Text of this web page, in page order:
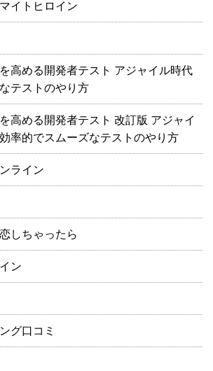
イトヒロイン
高める開発者テスト アジャイル時代
テストのやり方
高める開発者テスト 改訂版 アジャイ
率的でスムーズなテストのやり方
ライン
しちゃったら
ン
グ口コミ